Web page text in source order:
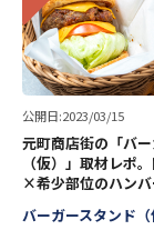
公開日:2023/03/15
元町商店街の「バ
（仮）」取材レポ
×希少部位のハン
バーガースタンド（